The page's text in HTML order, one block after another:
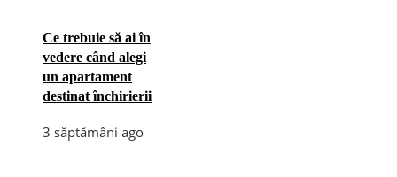
Ce trebuie să ai în
vedere când alegi
un apartament
destinat închirierii
3 săptămâni ago